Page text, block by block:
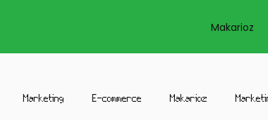
Makarioz
Marketing E-commerce Makarioz